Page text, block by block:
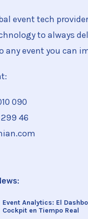
event tech
to always
any event you can
090
299 46
Event Analytics: El
Cockpit en Tiempo Real